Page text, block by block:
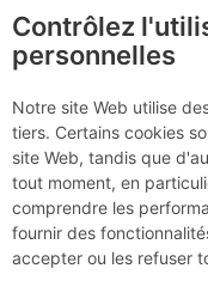
Tours de
d'Orient
Contrôlez
personnelles
Notre site Web utilise
tiers. Certains cookies
site Web, tandis que
tout moment, en
comprendre les
fournir des
accepter ou les refuser